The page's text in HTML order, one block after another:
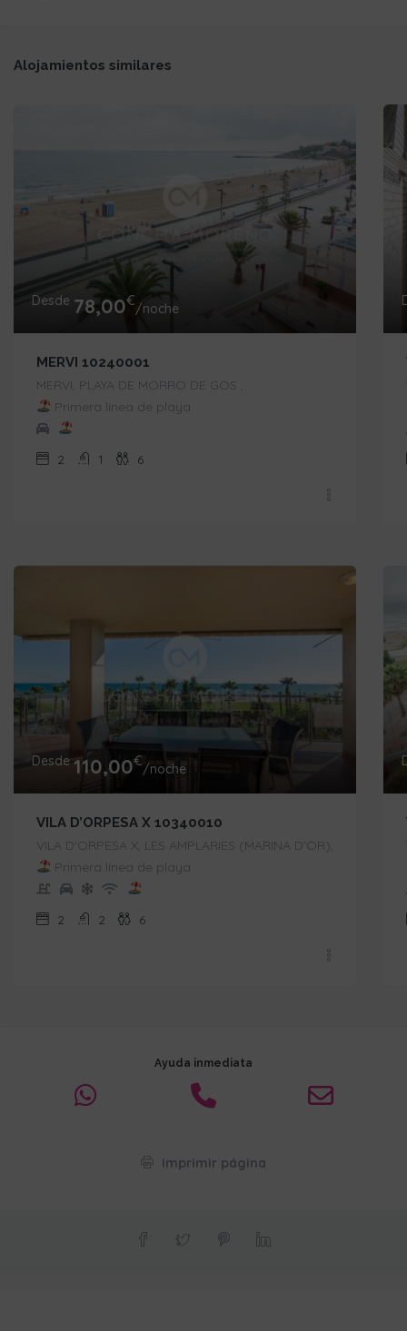
Alojamientos similares
Desde 78,00€/noche
MERVI 10240001
MERVI, PLAYA DE MORRO DE GOS ,
Primera línea de playa
2 1 6
Desde 110,00€/noche
VILA D’ORPESA X 10340010
VILA D'ORPESA X, LES AMPLARIES (MARINA D'OR),
Primera línea de playa
2 2 6
Ayuda inmediata
Imprimir página